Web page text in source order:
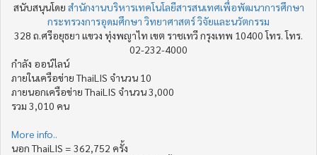
สนับสนุนโดย สำนักงานบริหารเทคโนโลยีสารสนเทศเพื่อพัฒนาการศึกษา
กระทรวงการอุดมศึกษา วิทยาศาสตร์ วิจัยและนวัตกรรม
328 ถ.ศรีอยุธยา แขวง ทุ่งพญาไท เขต ราชเทวี กรุงเทพ 10400 โทร. โทร.
02-232-4000
กำลัง ออน์ไลน์
ภายในเครือข่าย ThaiLIS จำนวน 10
ภายนอกเครือข่าย ThaiLIS จำนวน 3,000
รวม 3,010 คน
More info..
นอก ThaiLIS = 362,752 ครั้ง